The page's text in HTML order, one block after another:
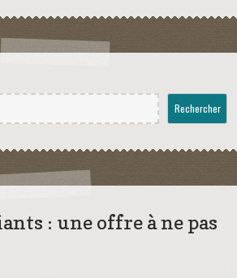
Rechercher
: une offre à ne pas